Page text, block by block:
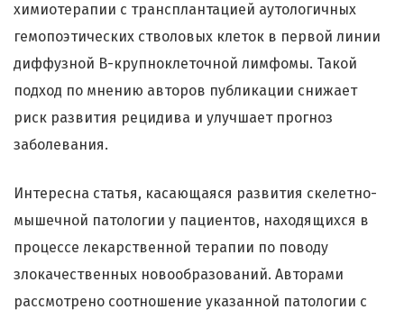
химиотерапии с трансплантацией аутологичных
гемопоэтических стволовых клеток в первой линии
диффузной В-крупноклеточной лимфомы. Такой
подход по мнению авторов публикации снижает
риск развития рецидива и улучшает прогноз
заболевания.
Интересна статья, касающаяся развития скелетно-
мышечной патологии у пациентов, находящихся в
процессе лекарственной терапии по поводу
злокачественных новообразований. Авторами
рассмотрено соотношение указанной патологии с